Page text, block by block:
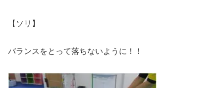
【ソリ】
バランスをとって落ちないように！！